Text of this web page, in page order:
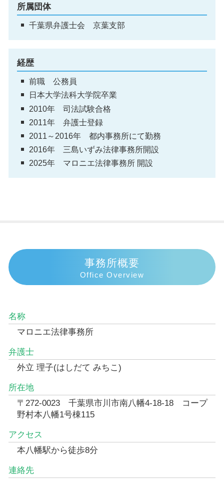
所属団体
千葉県弁護士会 京葉支部
経歴
前職 公務員
日本大学法科大学院卒業
2010年 司法試験合格
2011年 弁護士登録
2011～2016年 都内事務所にて勤務
2016年 三島いずみ法律事務所開設
2025年 マロニエ法律事務所 開設
事務所概要
Office Overview
名称
マロニエ法律事務所
弁護士
外立 理子(はしだて みちこ)
所在地
〒272-0023 千葉県市川市南八幡4-18-18 コープ
野村本八幡1号棟115
アクセス
本八幡駅から徒歩8分
連絡先